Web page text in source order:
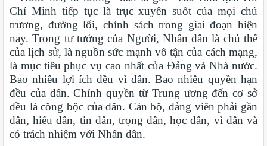
Chí Minh tiếp tục là trục xuyên suốt của mọi chủ
trương, đường lối, chính sách trong giai đoạn hiện
nay. Trong tư tưởng của Người, Nhân dân là chủ thể
của lịch sử, là nguồn sức mạnh vô tận của cách mạng,
là mục tiêu phục vụ cao nhất của Đảng và Nhà nước.
Bao nhiêu lợi ích đều vì dân. Bao nhiêu quyền hạn
đều của dân. Chính quyền từ Trung ương đến cơ sở
đều là công bộc của dân. Cán bộ, đảng viên phải gần
dân, hiểu dân, tin dân, trọng dân, học dân, vì dân và
có trách nhiệm với Nhân dân.